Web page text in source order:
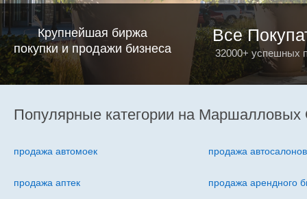
Крупнейшая биржа
покупки и продажи бизнеса
Все
32000+ успешных
Популярные категории на Маршалловых
продажа автомоек продажа автосалонов
продажа аптек продажа арендного